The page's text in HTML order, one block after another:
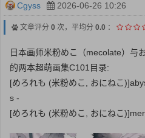
Cgyss 2026-06-26 10:26
文章评分 0 次，平均分 0.0 ：
日本画师米粉めこ（mecolate）与
的两本超萌画集C101目录:
[めろれも (米粉めこ, おにねこ
s -
[めろれも (米粉めこ, おにねこ